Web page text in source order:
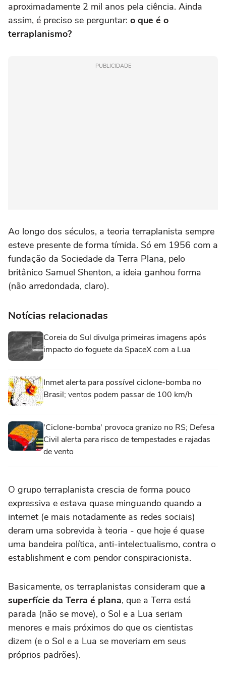
aproximadamente 2 mil anos pela ciência. Ainda
assim, é preciso se perguntar: o que é o
terraplanismo?
PUBLICIDADE
Ao longo dos séculos, a teoria terraplanista sempre
esteve presente de forma tímida. Só em 1956 com a
fundação da Sociedade da Terra Plana, pelo
britânico Samuel Shenton, a ideia ganhou forma
(não arredondada, claro).
Notícias relacionadas
Coreia do Sul divulga primeiras imagens após
impacto do foguete da SpaceX com a Lua
Inmet alerta para possível ciclone-bomba no
Brasil; ventos podem passar de 100 km/h
'Ciclone-bomba' provoca granizo no RS; Defesa
Civil alerta para risco de tempestades e rajadas
de vento
O grupo terraplanista crescia de forma pouco
expressiva e estava quase minguando quando a
internet (e mais notadamente as redes sociais)
deram uma sobrevida à teoria - que hoje é quase
uma bandeira política, anti-intelectualismo, contra o
establishment e com pendor conspiracionista.
Basicamente, os terraplanistas consideram que a
superfície da Terra é plana, que a Terra está
parada (não se move), o Sol e a Lua seriam
menores e mais próximos do que os cientistas
dizem (e o Sol e a Lua se moveriam em seus
próprios padrões).